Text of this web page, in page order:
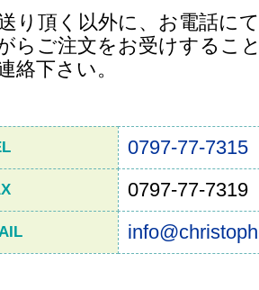
り頂く以外に、お電話に
らご注文をお受けするこ
絡下さい。
0797-77-7315
0797-77-7319